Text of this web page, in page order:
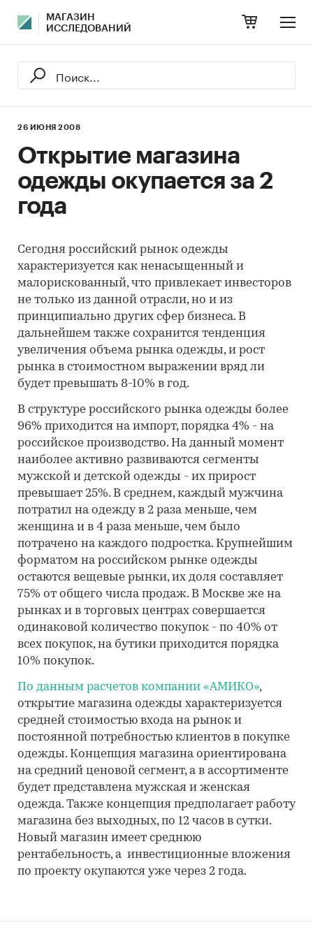
МАГАЗИН
ИССЛЕДОВАНИЙ
26 ИЮНЯ 2008
Открытие магазина
одежды окупается за 2
года
Сегодня российский рынок одежды
характеризуется как ненасыщенный и
малорискованный, что привлекает инвесторов
не только из данной отрасли, но и из
принципиально других сфер бизнеса. В
дальнейшем также сохранится тенденция
увеличения объема рынка одежды, и рост
рынка в стоимостном выражении вряд ли
будет превышать 8-10% в год.
В структуре российского рынка одежды более
96% приходится на импорт, порядка 4% - на
российское производство. На данный момент
наиболее активно развиваются сегменты
мужской и детской одежды - их прирост
превышает 25%. В среднем, каждый мужчина
потратил на одежду в 2 раза меньше, чем
женщина и в 4 раза меньше, чем было
потрачено на каждого подростка. Крупнейшим
форматом на российском рынке одежды
остаются вещевые рынки, их доля составляет
75% от общего числа продаж. В Москве же на
рынках и в торговых центрах совершается
одинаковой количество покупок - по 40% от
всех покупок, на бутики приходится порядка
10% покупок.
По данным расчетов компании «АМИКО»,
открытие магазина одежды характеризуется
средней стоимостью входа на рынок и
постоянной потребностью клиентов в покупке
одежды. Концепция магазина ориентирована
на средний ценовой сегмент, а в ассортименте
будет представлена мужская и женская
одежда. Также концепция предполагает работу
магазина без выходных, по 12 часов в сутки.
Новый магазин имеет среднюю
рентабельность, а инвестиционные вложения
по проекту окупаются уже через 2 года.